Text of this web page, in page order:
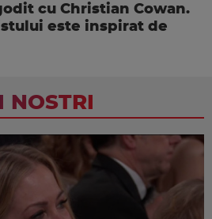
cu Christian Cowan.
este inspirat de
NOSTRI